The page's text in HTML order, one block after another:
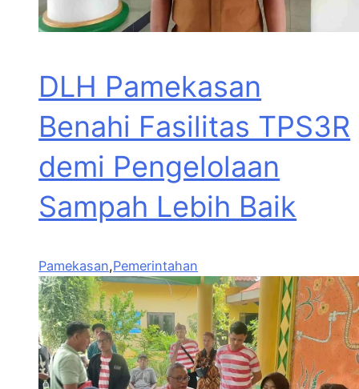
DLH Pamekasan
Benahi Fasilitas TPS3R
demi Pengelolaan
Sampah Lebih Baik
Pamekasan,Pemerintahan